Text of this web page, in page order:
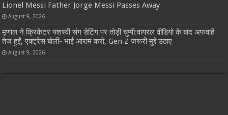
Lionel Messi Father Jorge Messi Passes Away
August 9, 2026
मृणाल ने क्रिकेटर यशस्वी संग डेटिंग पर तोड़ी चुप्पी:वायरल वीडियो के बाद अफवाहें
तेज हुईं, एक्ट्रेस बोलीं- भाई आराम करो, Gen Z जरूरी मुद्दे उठाए
August 9, 2026